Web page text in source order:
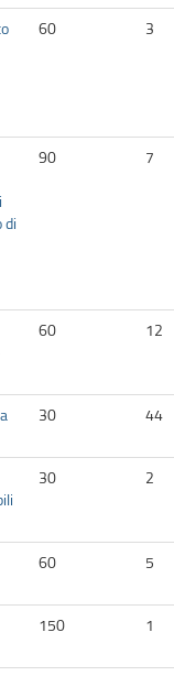
60 3
di
90 7
60 12
30 44
30 2
60 5
150 1